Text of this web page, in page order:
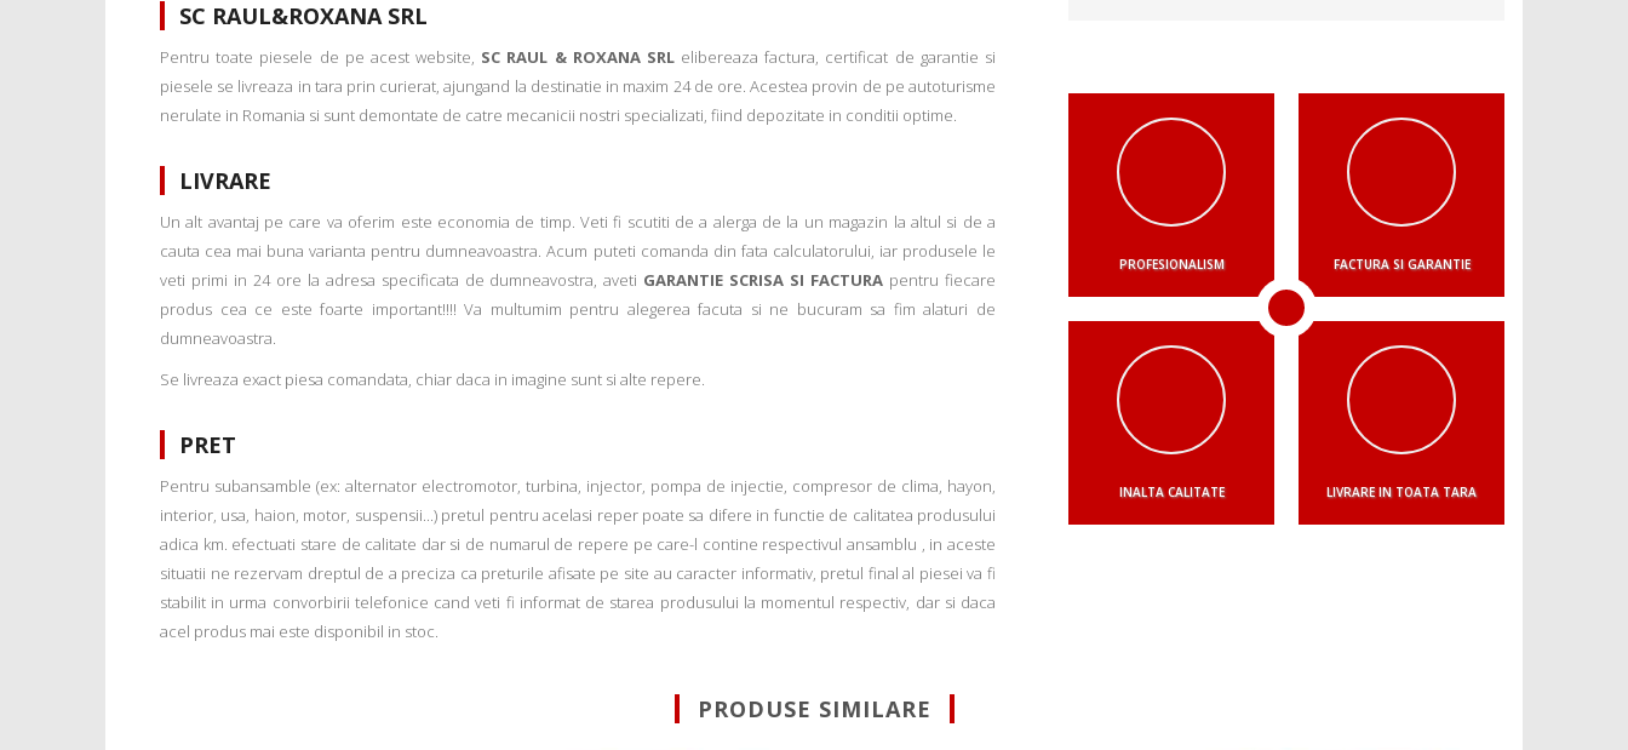
SC RAUL&ROXANA SRL
Pentru toate piesele de pe acest website, SC RAUL & ROXANA SRLelibereaza factura, certificat de garantie si
piesele se livreaza in tara prin curierat, ajungand la destinatie in maxim 24 de ore. Acestea provin de pe autoturisme
nerulate in Romania si sunt demontate de catre mecanicii nostri specializati, fiind depozitate in conditii optime.
LIVRARE
Un alt avantaj pe care va oferim este economia de timp. Veti fi scutiti de a alerga de la un magazin la altul si de a
cauta cea mai buna varianta pentru dumneavoastra. Acum puteti comanda din fata calculatorului, iar produsele le
veti primi in 24 ore la adresa specificata de dumneavostra, aveti GARANTIE SCRISA SI FACTURA pentru fiecare
produs cea ce este foarte important!!!! Va multumim pentru alegerea facuta si ne bucuram sa fim alaturi de
dumneavoastra.
Se livreaza exact piesa comandata, chiar daca in imagine sunt si alte repere.
PRET
Pentru subansamble (ex: alternator electromotor, turbina, injector, pompa de injectie, compresor de clima, hayon,
interior, usa, haion, motor, suspensii...) pretul pentru acelasi reper poate sa difere in functie de calitatea produsului
adica km. efectuati stare de calitate dar si de numarul de repere pe care-l contine respectivul ansamblu , in aceste
situatii ne rezervam dreptul de a preciza ca preturile afisate pe site au caracter informativ, pretul final al piesei va fi
stabilit in urma convorbirii telefonice cand veti fi informat de starea produsului la momentul respectiv, dar si daca
acel produs mai este disponibil in stoc.
PROFESIONALISM FACTURA SI GARANTIE
INALTA CALITATE LIVRARE IN TOATA TARA
PRODUSE SIMILARE